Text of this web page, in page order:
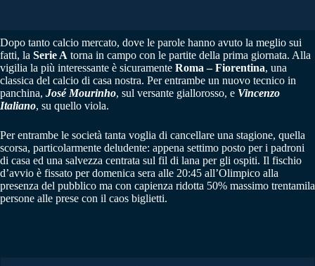
Dopo tanto calcio mercato, dove le parole hanno avuto la meglio sui
fatti, la Serie A torna in campo con le partite della prima giornata. Alla
vigilia la più interessante è sicuramente Roma – Fiorentina, una
classica del calcio di casa nostra. Per entrambe un nuovo tecnico in
panchina, José Mourinho, sul versante giallorosso, e Vincenzo
Italiano, su quello viola.
Per entrambe le società tanta voglia di cancellare una stagione, quella
scorsa, particolarmente deludente: appena settimo posto per i padroni
di casa ed una salvezza centrata sul fil di lana per gli ospiti. Il fischio
d’avvio è fissato per domenica sera alle 20:45 all’Olimpico alla
presenza del pubblico ma con capienza ridotta 50% massimo trentamila
persone alle prese con il caos biglietti.